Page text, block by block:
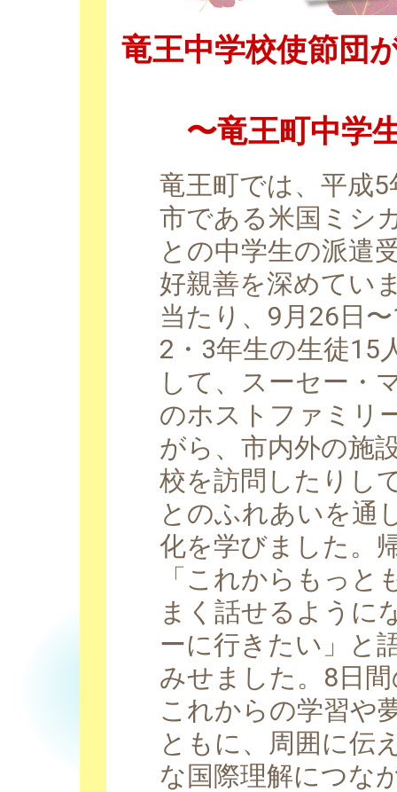
竜王中学校使節団
〜竜王町中学
竜王町では、平成
市である米国ミシ
との中学生の派遣
好親善を深めてい
当たり、9月26日
2・3年生の生徒15
して、スーセー・
のホストファミリ
がら、市内外の施
校を訪問したりし
とのふれあいを通
化を学びました。
「これからもっ
まく話せるように
ーに行きたい」と
みせました。8日
これからの学習や
ともに、周囲に伝
な国際理解につな